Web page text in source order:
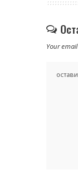
Your